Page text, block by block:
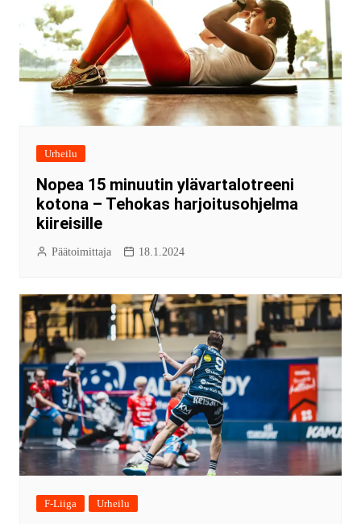
Urheilu
Nopea 15 minuutin ylävartalotreeni
kotona – Tehokas harjoitusohjelma
kiireisille
Päätoimittaja 18.1.2024
F-Liiga Urheilu